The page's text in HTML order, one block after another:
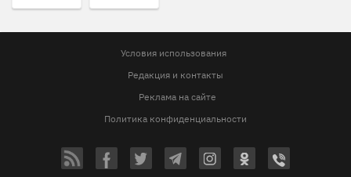
Условия использования
Редакция и контакты
Реклама на сайте
Политика конфиденциальности